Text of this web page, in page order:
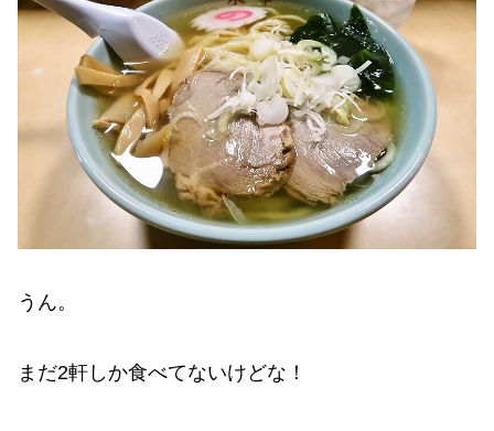
うん。
まだ2軒しか食べてないけどな！